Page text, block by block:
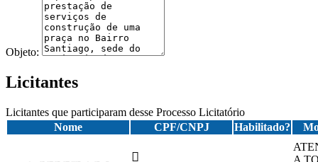
Objeto:
Licitantes
Licitantes que participaram desse Processo Licitatório
Nome
CPF/CNPJ Habilitado?
A